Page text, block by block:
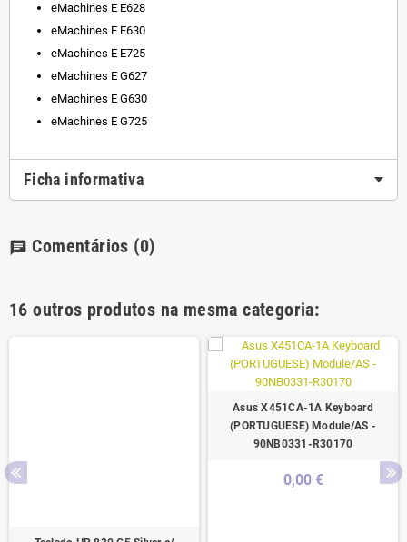
eMachines E E628
eMachines E E630
eMachines E E725
eMachines E G627
eMachines E G630
eMachines E G725
Ficha informativa
chat Comentários (0)
16 outros produtos na mesma categoria:
Asus X451CA-1A Keyboard
(PORTUGUESE) Module/AS -
90NB0331-R30170
0,00 €